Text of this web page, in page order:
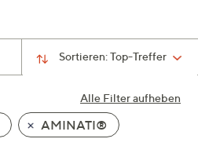
Sortieren:Top-Treffer
Alle Filter aufheben
AMINATI®